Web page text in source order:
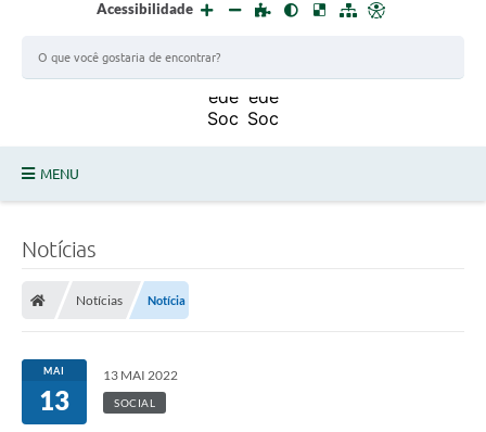
Acessibilidade
MENU
Nota Fiscal Eletrônica
Meio Ambiente
Notícias
Notícias Notícia
MAI
13
13 MAI 2022
SOCIAL